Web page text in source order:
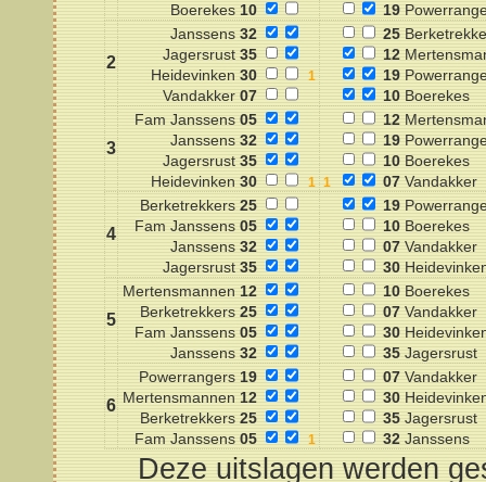
Boerekes 10
19
2
Janssens 32
Jagersrust 35
Heidevinken 30
Vandakker 07
25
12
19
10Boerekes
3
Fam Janssens 05
Janssens 32
Jagersrust 35
Heidevinken 30
12
19
10Boerekes
07Vandakker
4
Berketrekkers 25
Fam Janssens 05
Janssens 32
Jagersrust 35
19
10Boerekes
07Vandakker
30
5
Mertensmannen 12
Berketrekkers 25
Fam Janssens 05
Janssens 32
10Boerekes
07Vandakker
30
35Jagersrust
6
Powerrangers 19
Mertensmannen 12
Berketrekkers 25
Fam Janssens 05
07Vandakker
30
35Jagersrust
32Janssens
Deze uitslagen werden